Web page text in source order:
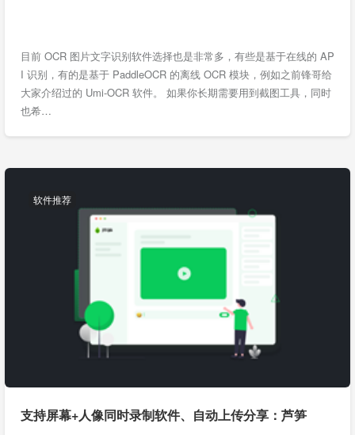
目前 OCR 图片文字识别软件选择也是非常多，有些是基于在线的 AP
I 识别，有的是基于 PaddleOCR 的离线 OCR 模块，例如之前锋哥给
大家介绍过的 Umi-OCR 软件。 如果你长期需要用到截图工具，同时
也希…
软件推荐
支持屏幕+人像同时录制软件、自动上传分享：芦笋